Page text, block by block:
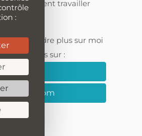
souhaitent travailler
en apprendre plus sur moi
sur :
Linkedin
Medium.com
: